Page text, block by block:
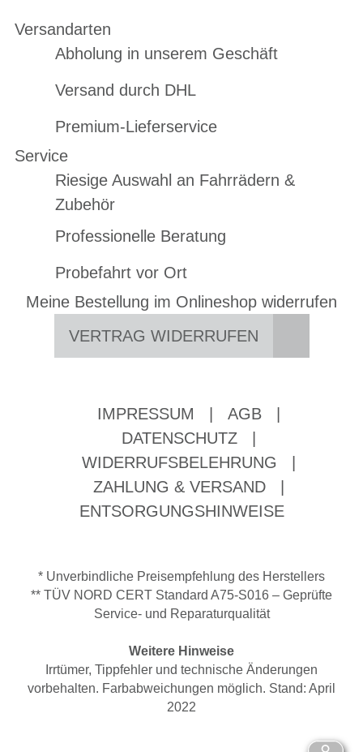
Versandarten
Abholung in unserem Geschäft
Versand durch DHL
Premium-Lieferservice
Service
Riesige Auswahl an Fahrrädern &
Zubehör
Professionelle Beratung
Probefahrt vor Ort
Meine Bestellung im Onlineshop widerrufen
VERTRAG WIDERRUFEN
IMPRESSUM AGB
DATENSCHUTZ
WIDERRUFSBELEHRUNG
ZAHLUNG & VERSAND
ENTSORGUNGSHINWEISE
* Unverbindliche Preisempfehlung des Herstellers
** TÜV NORD CERT Standard A75-S016 – Geprüfte
Service- und Reparaturqualität
Weitere Hinweise
Irrtümer, Tippfehler und technische Änderungen
vorbehalten. Farbabweichungen möglich. Stand: April
2022